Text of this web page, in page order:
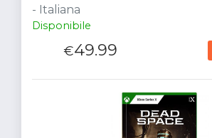
- Italiana
Disponibile
€49.99